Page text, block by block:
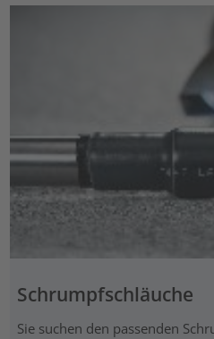
Schrumpfschläuche
Sie suchen den passenden